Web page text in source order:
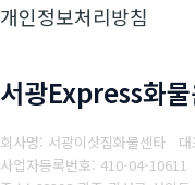
개인정보처리방침
서광Express화
회사명: 서광이삿짐화물센타 대
사업자등록번호: 410-04-10611